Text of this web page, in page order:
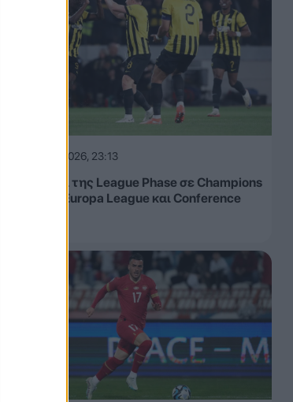
05.08.2026, 23:13
Τα έσοδα της League Phase σε Champions
League, Europa League και Conference